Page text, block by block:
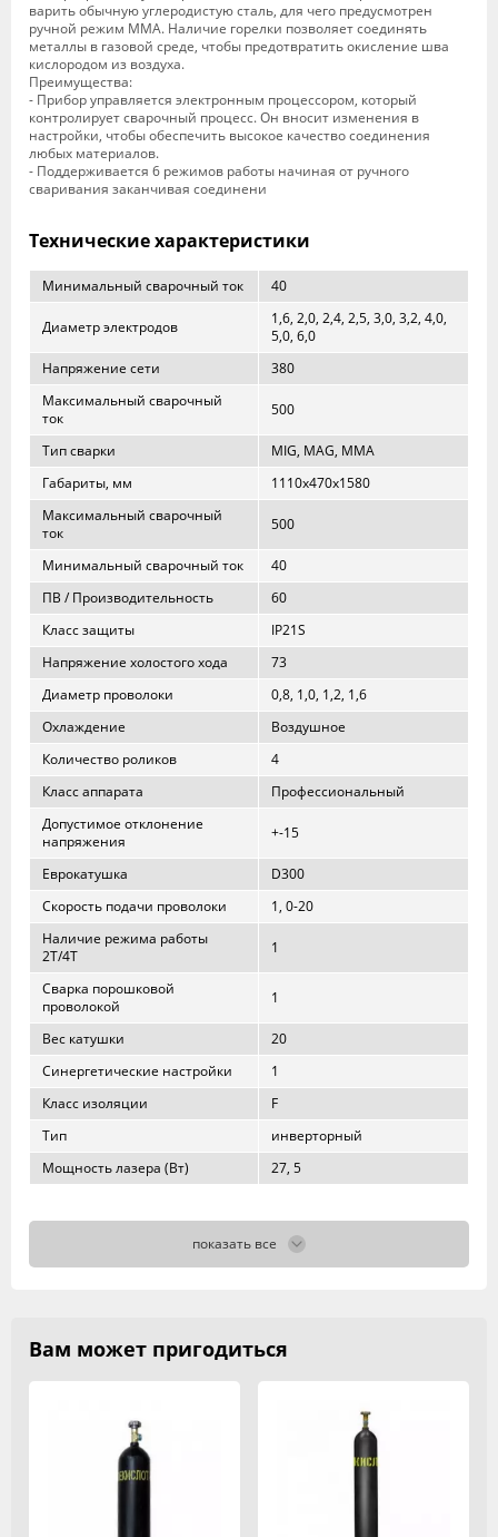
варить обычную углеродистую сталь, для чего предусмотрен
ручной режим MMA. Наличие горелки позволяет соединять
металлы в газовой среде, чтобы предотвратить окисление шва
кислородом из воздуха.
Преимущества:
- Прибор управляется электронным процессором, который
контролирует сварочный процесс. Он вносит изменения в
настройки, чтобы обеспечить высокое качество соединения
любых материалов.
- Поддерживается 6 режимов работы начиная от ручного
сваривания заканчивая соединени
Технические характеристики
Минимальный сварочный ток 40
Диаметр электродов
1,6, 2,0, 2,4, 2,5, 3,0, 3,2, 4,0,
5,0, 6,0
Напряжение сети
380
Максимальный сварочный
ток
500
Тип сварки
MIG, MAG, MMA
Габариты, мм
1110х470х1580
Максимальный сварочный
ток
500
Минимальный сварочный ток
40
ПВ / Производительность
60
Класс защиты
IP21S
Напряжение холостого хода
73
Диаметр проволоки
0,8, 1,0, 1,2, 1,6
Охлаждение
Воздушное
Количество роликов
4
Класс аппарата
Профессиональный
Допустимое отклонение
напряжения
+-15
Еврокатушка
D300
Скорость подачи проволоки
1, 0-20
Наличие режима работы
2T/4T
1
Сварка порошковой
проволокой
1
Вес катушки
20
Синергетические настройки
1
Класс изоляции
F
Тип
инверторный
Мощность лазера (Вт)
27, 5
показать все
Вам может пригодиться